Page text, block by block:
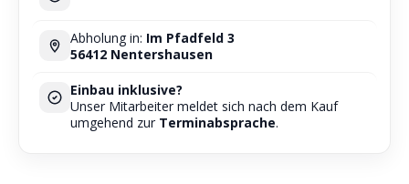
Abholung in: Im Pfadfeld 3
56412 Nentershausen
Einbau inklusive?
Unser Mitarbeiter meldet sich nach dem Kauf
umgehend zur Terminabsprache.